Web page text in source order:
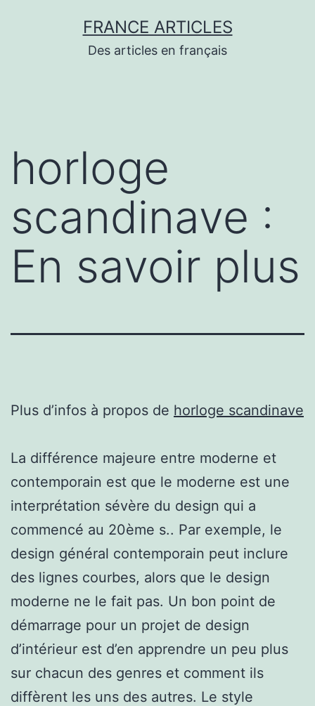
FRANCE ARTICLES
Des articles en français
horloge
scandinave :
En savoir plus
Plus d’infos à propos de horloge scandinave
La différence majeure entre moderne et
contemporain est que le moderne est une
interprétation sévère du design qui a
commencé au 20ème s.. Par exemple, le
design général contemporain peut inclure
des lignes courbes, alors que le design
moderne ne le fait pas. Un bon point de
démarrage pour un projet de design
d’intérieur est d’en apprendre un peu plus
sur chacun des genres et comment ils
diffèrent les uns des autres. Le style